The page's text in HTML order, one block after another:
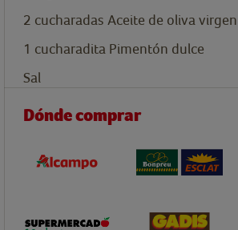
2 cucharadas Aceite de oliva
1 cucharadita Pimentón dulce
Sal
Dónde comprar